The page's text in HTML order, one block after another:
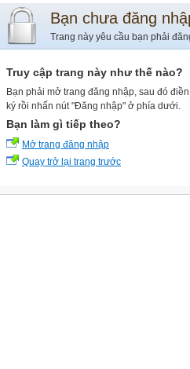
Bạn chưa đăng
Trang này yêu cầu bạn phải
Truy cập trang này như thế nào?
Bạn phải mở trang đăng nhập, sau đó
ký rồi nhấn nút "Đăng nhập" ở phía dưới.
Bạn làm gì tiếp theo?
Mở trang đăng nhập
Quay trở lại trang trước